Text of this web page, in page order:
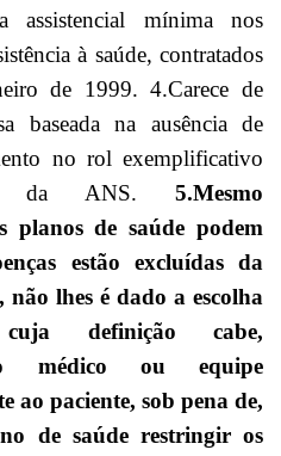
assistencial mínima nos
à saúde, contratados
de 1999. 4.Carece de
baseada na ausência de
no rol exemplificativo
da ANS. 5.Mesmo
planos de saúde podem
estão excluídas da
lhes é dado a escolha
definição cabe,
médico ou equipe
ao paciente, sob pena de,
de saúde restringir os